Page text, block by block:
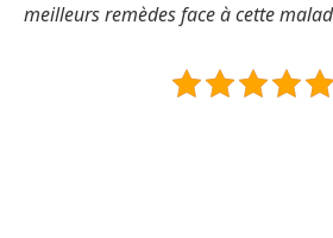
meilleurs remèdes face à cette